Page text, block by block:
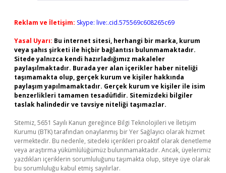
Reklam ve İletişim: Skype: live:.cid.575569c608265c69
Yasal Uyarı: Bu internet sitesi, herhangi bir marka, kurum
veya şahıs şirketi ile hiçbir bağlantısı bulunmamaktadır.
Sitede yalnızca kendi hazırladığımız makaleler
paylaşılmaktadır. Burada yer alan içerikler haber niteliği
taşımamakta olup, gerçek kurum ve kişiler hakkında
paylaşım yapılmamaktadır. Gerçek kurum ve kişiler ile isim
benzerlikleri tamamen tesadüfidir. Sitemizdeki bilgiler
taslak halindedir ve tavsiye niteliği taşımazlar.
Sitemiz, 5651 Sayılı Kanun gereğince Bilgi Teknolojileri ve İletişim
Kurumu (BTK) tarafından onaylanmış bir Yer Sağlayıcı olarak hizmet
vermektedir. Bu nedenle, sitedeki içerikleri proaktif olarak denetleme
veya araştırma yükümlülüğümüz bulunmamaktadır. Ancak, üyelerimiz
yazdıkları içeriklerin sorumluluğunu taşımakta olup, siteye üye olarak
bu sorumluluğu kabul etmiş sayılırlar.